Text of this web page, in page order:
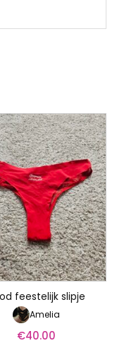
feestelijk slipje
Amelia
€40.00